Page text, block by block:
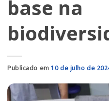
base na
Publicado em10 de julho de